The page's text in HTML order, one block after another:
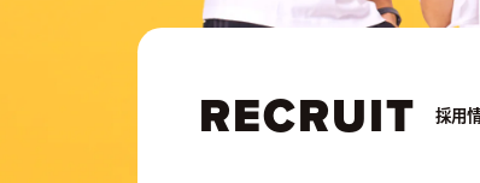
RECRUIT 採用